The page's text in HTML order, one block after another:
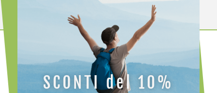
HOME /FISCHER / FISCHER FIBRE CROWN EF
SCONTI del 10%